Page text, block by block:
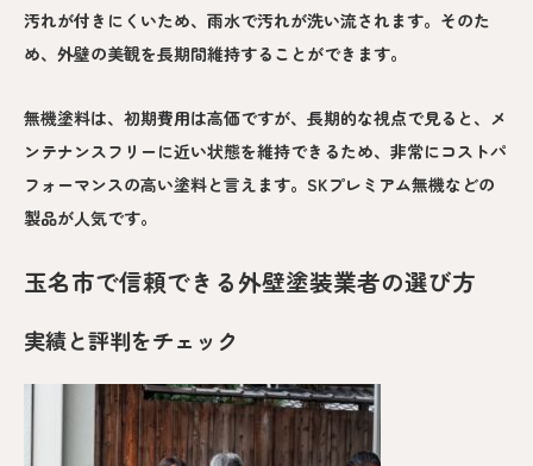
汚れが付きにくいため、雨水で汚れが洗い流されます。そのた
め、外壁の美観を長期間維持することができます。
無機塗料は、初期費用は高価ですが、長期的な視点で見ると、メ
ンテナンスフリーに近い状態を維持できるため、非常にコストパ
フォーマンスの高い塗料と言えます。SKプレミアム無機などの
製品が人気です。
玉名市で信頼できる外壁塗装業者の選び方
実績と評判をチェック